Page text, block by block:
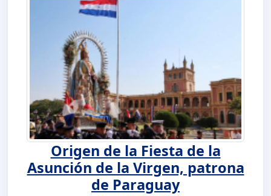
Origen de la Fiesta de la
Asunción de la Virgen, patrona
de Paraguay